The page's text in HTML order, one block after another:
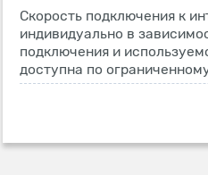
Скорость подключения к
индивидуально в
подключения и
доступна по